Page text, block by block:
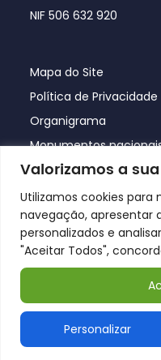
Valorizamos a
Utilizamos cookies para
navegação, apresentar
personalizados e
"Aceitar Todos",
Personalizar
NIF 506 632 920
Mapa do Site
Política de Privacidade
Organigrama
Monumentos
© Póvoa de Lanhoso 2026